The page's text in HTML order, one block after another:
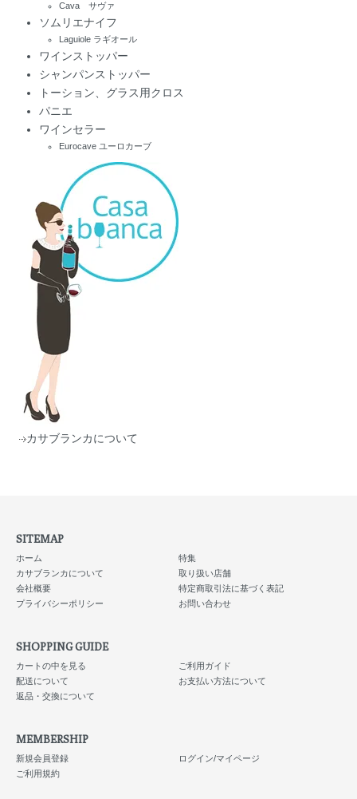
Cava サヴァ
ソムリエナイフ
Laguiole ラギオール
ワインストッパー
シャンパンストッパー
トーション、グラス用クロス
パニエ
ワインセラー
Eurocave ユーロカーブ
カサブランカについて
SITEMAP
ホーム
特集
カサブランカについて
取り扱い店舗
会社概要
特定商取引法に基づく表記
プライバシーポリシー
お問い合わせ
SHOPPING GUIDE
カートの中を見る
ご利用ガイド
配送について
お支払い方法について
返品・交換について
MEMBERSHIP
新規会員登録
ログイン/マイページ
ご利用規約